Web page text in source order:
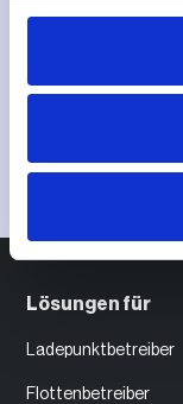
Lösungen für
Ladepunktbetreiber
Flottenbetreiber